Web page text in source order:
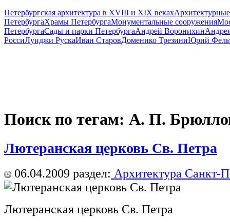
Петербургская архитектура в XVIII и XIX веках
ПетербургаХрамы ПетербургаМонументальные сооружения
ПетербургаСады и парки ПетербургаАндрей Воронихин
РоссиЛуиджи РускаИван СтаровДоменико ТрезиниЮрий
Поиск по тегам: А. П.
Лютеранская церковь Св. Петра
06.04.2009 раздел: Архитектура Санкт-
Лютеранская церковь Св. Петра